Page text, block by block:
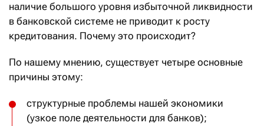
наличие большого уровня избыточной ликвидности
в банковской системе не приводит к росту
кредитования. Почему это происходит?
По нашему мнению, существует четыре основные
причины этому:
структурные проблемы нашей экономики
(узкое поле деятельности для банков);